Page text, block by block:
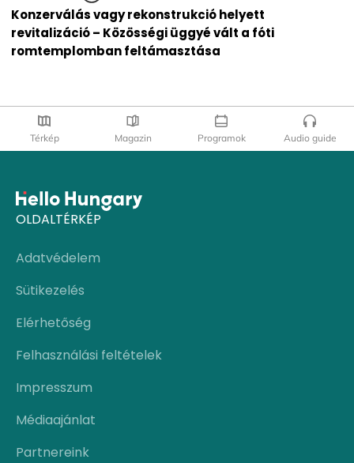
Konzerválás vagy rekonstrukció helyett
revitalizáció – Közösségi üggyé vált a fóti
romtemplomban feltámasztása
Térkép Magazin Programok Audio guide
OLDALTÉRKÉP
Adatvédelem
Sütikezelés
Elérhetőség
Felhasználási feltételek
Impresszum
Médiaajánlat
Partnereink